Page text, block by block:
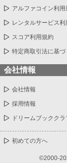
アルファコイン利用
レンタルサービス利
スコア利用規約
特定商取引法に基づ
会社情報
会社情報
採用情報
ドリームブッククラ
初めての方へ
©2000-